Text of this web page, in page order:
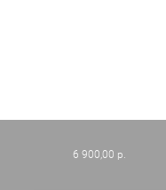
6 900,00 р.